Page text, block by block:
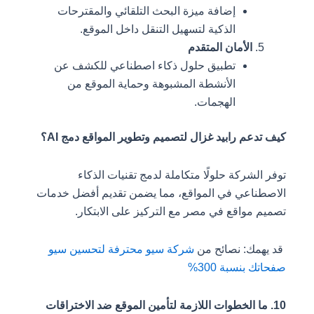
إضافة ميزة البحث التلقائي والمقترحات
الذكية لتسهيل التنقل داخل الموقع.
الأمان المتقدم
تطبيق حلول ذكاء اصطناعي للكشف عن
الأنشطة المشبوهة وحماية الموقع من
الهجمات.
كيف تدعم رابيد غزال لتصميم وتطوير المواقع دمج AI؟
توفر الشركة حلولًا متكاملة لدمج تقنيات الذكاء
الاصطناعي في المواقع، مما يضمن تقديم أفضل خدمات
تصميم مواقع في مصر مع التركيز على الابتكار.
قد يهمك: نصائح من شركة سيو محترفة لتحسين سيو
صفحاتك بنسبة 300%
10. ما الخطوات اللازمة لتأمين الموقع ضد الاختراقات